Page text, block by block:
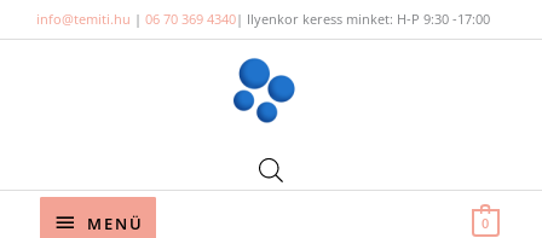
to
info@temiti.hu | 06 70 369 4340| Ilyenkor keress minket: H-P 9:30 -17:00
Below
MENÜ 0